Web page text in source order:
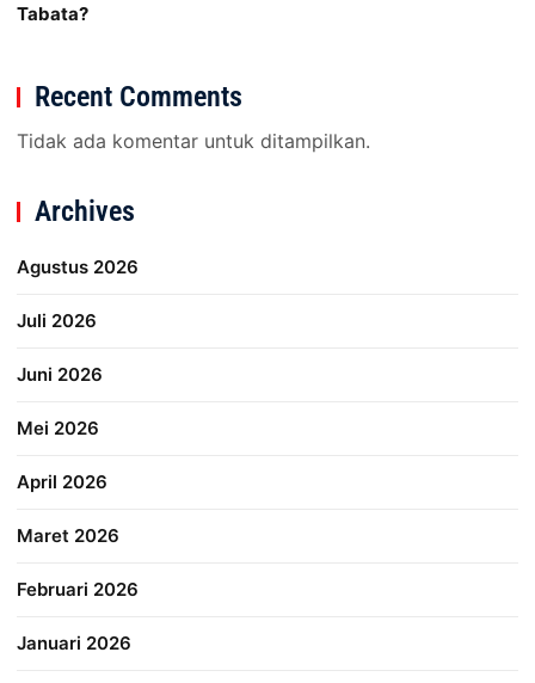
Tabata?
Recent Comments
Tidak ada komentar untuk ditampilkan.
Archives
Agustus 2026
Juli 2026
Juni 2026
Mei 2026
April 2026
Maret 2026
Februari 2026
Januari 2026